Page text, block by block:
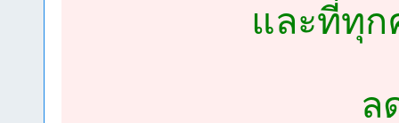
และที่ทุก
ล